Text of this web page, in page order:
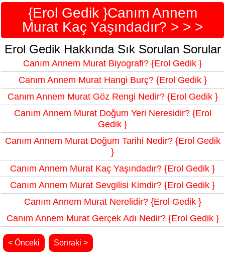
{Erol Gedik }Canım Annem
Murat Kaç Yaşındadır? > > >
Erol Gedik Hakkında Sık Sorulan Sorular
Canım Annem Murat Biyografi? {Erol Gedik }
Canım Annem Murat Hangi Burç? {Erol Gedik }
Canım Annem Murat Göz Rengi Nedir? {Erol Gedik }
Canım Annem Murat Doğum Yeri Neresidir? {Erol
Gedik }
Canım Annem Murat Doğum Tarihi Nedir? {Erol Gedik
}
Canım Annem Murat Kaç Yaşındadır? {Erol Gedik }
Canım Annem Murat Sevgilisi Kimdir? {Erol Gedik }
Canım Annem Murat Nerelidir? {Erol Gedik }
Canım Annem Murat Gerçek Adı Nedir? {Erol Gedik }
< Önceki Sonraki >